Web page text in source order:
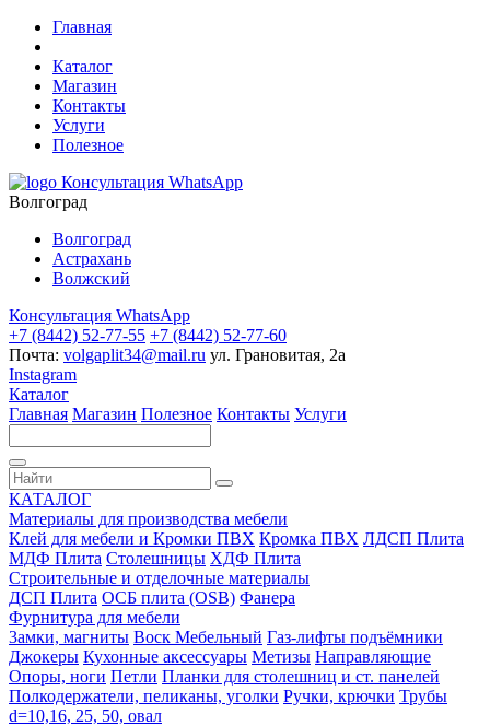
Главная
Каталог
Магазин
Контакты
Услуги
Полезное
Консультация WhatsApp
Волгоград
Волгоград
Астрахань
Волжский
Консультация WhatsApp
+7 (8442) 52-77-55 +7 (8442) 52-77-60
Почта: volgaplit34@mail.ru ул. Грановитая, 2а
Instagram
Каталог
Главная Магазин Полезное Контакты Услуги
КАТАЛОГ
Материалы для производства мебели
Клей для мебели и Кромки ПВХ Кромка ПВХ ЛДСП Плита
МДФ Плита Столешницы ХДФ Плита
Строительные и отделочные материалы
ДСП Плита ОСБ плита (OSB) Фанера
Фурнитура для мебели
3амки, магниты Воск Мебельный Газ-лифты подъёмники
Джокеры Кухонные аксессуары Метизы Направляющие
Опоры, ноги Петли Планки для столешниц и ст. панелей
Полкодержатели, пеликаны, уголки Ручки, крючки Трубы
d=10,16, 25, 50, овал